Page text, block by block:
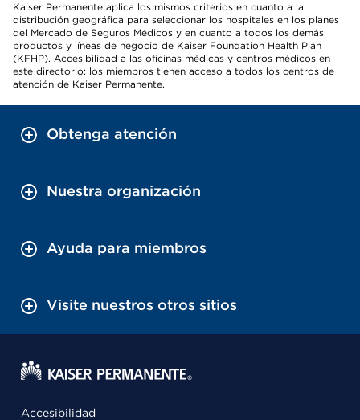
Kaiser Permanente aplica los mismos criterios en cuanto a la
distribución geográfica para seleccionar los hospitales en los planes
del Mercado de Seguros Médicos y en cuanto a todos los demás
productos y líneas de negocio de Kaiser Foundation Health Plan
(KFHP). Accesibilidad a las oficinas médicas y centros médicos en
este directorio: los miembros tienen acceso a todos los centros de
atención de Kaiser Permanente.
Obtenga atención
Nuestra organización
Ayuda para miembros
Visite nuestros otros sitios
Accesibilidad